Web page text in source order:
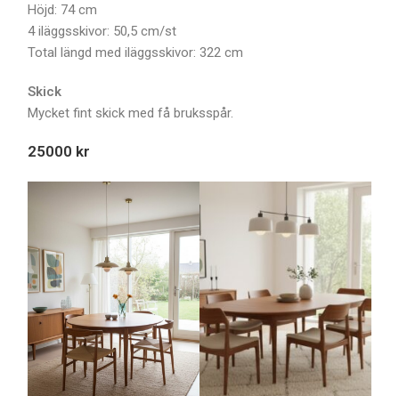
Höjd: 74 cm
4 iläggsskivor: 50,5 cm/st
Total längd med iläggsskivor: 322 cm
Skick
Mycket fint skick med få bruksspår.
25000 kr